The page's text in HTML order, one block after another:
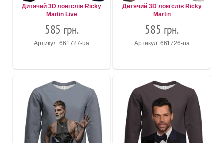
Дитячий 3D лонгслів Ricky
Martin Live
585 грн.
Артикул: 661727-ua
Дитячий 3D лонгслів Ricky
Martin
585 грн.
Артикул: 661726-ua